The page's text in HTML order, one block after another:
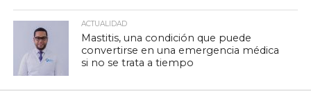
ACTUALIDAD
Mastitis, una condición que puede
convertirse en una emergencia médica
si no se trata a tiempo